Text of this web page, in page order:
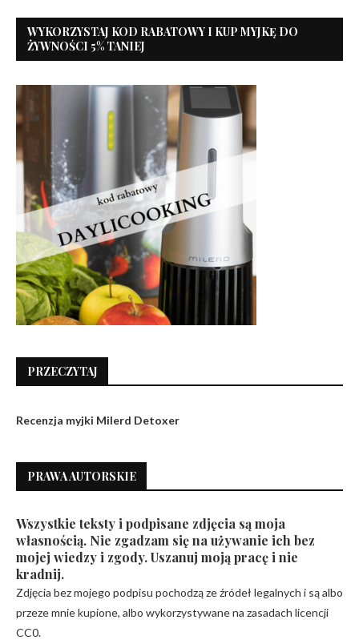
WYKORZYSTAJ KOD RABATOWY I KUP MYJKĘ DO
ŻYWNOŚCI 5% TANIEJ
PRZECZYTAJ
Recenzja myjki Milerd Detoxer
PRAWA AUTORSKIE
Wszystkie teksty i podpisane zdjęcia są moja
własnością. Nie zgadzam się na używanie ich bez
mojej wiedzy i zgody. Uszanuj moją pracę i nie
kradnij.
Zdjęcia bez mojego podpisu pochodzą ze źródeł legalnych i są albo
przeze mnie kupione, albo wykorzystywane na zasadach licencji
CC0.